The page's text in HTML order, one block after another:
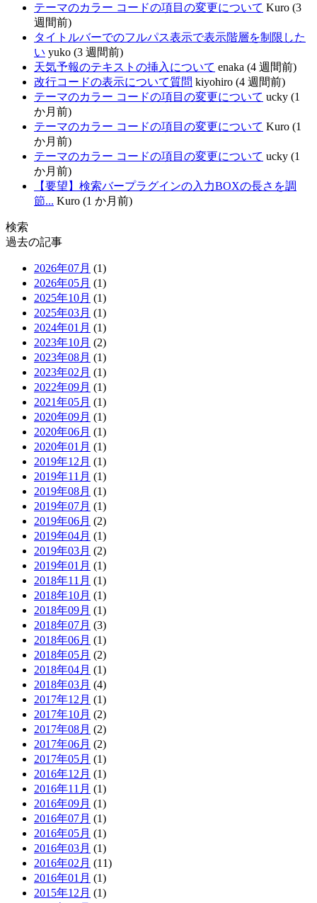
テーマのカラー コードの項目の変更について Kuro (3
週間前)
タイトルバーでのフルパス表示で表示階層を制限した
い yuko (3 週間前)
天気予報のテキストの挿入について enaka (4 週間前)
改行コードの表示について質問 kiyohiro (4 週間前)
テーマのカラー コードの項目の変更について ucky (1
か月前)
テーマのカラー コードの項目の変更について Kuro (1
か月前)
テーマのカラー コードの項目の変更について ucky (1
か月前)
【要望】検索バープラグインの入力BOXの長さを調
節... Kuro (1 か月前)
検索
過去の記事
2026年07月 (1)
2026年05月 (1)
2025年10月 (1)
2025年03月 (1)
2024年01月 (1)
2023年10月 (2)
2023年08月 (1)
2023年02月 (1)
2022年09月 (1)
2021年05月 (1)
2020年09月 (1)
2020年06月 (1)
2020年01月 (1)
2019年12月 (1)
2019年11月 (1)
2019年08月 (1)
2019年07月 (1)
2019年06月 (2)
2019年04月 (1)
2019年03月 (2)
2019年01月 (1)
2018年11月 (1)
2018年10月 (1)
2018年09月 (1)
2018年07月 (3)
2018年06月 (1)
2018年05月 (2)
2018年04月 (1)
2018年03月 (4)
2017年12月 (1)
2017年10月 (2)
2017年08月 (2)
2017年06月 (2)
2017年05月 (1)
2016年12月 (1)
2016年11月 (1)
2016年09月 (1)
2016年07月 (1)
2016年05月 (1)
2016年03月 (1)
2016年02月 (11)
2016年01月 (1)
2015年12月 (1)